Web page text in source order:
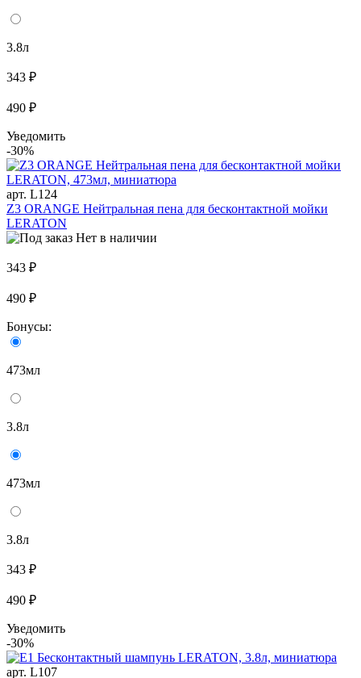
3.8л
343 ₽
490 ₽
Уведомить
-30%
арт. L124
Z3 ORANGE Нейтральная пена для бесконтактной мойки
LERATON
Нет в наличии
343 ₽
490 ₽
Бонусы:
473мл
3.8л
473мл
3.8л
343 ₽
490 ₽
Уведомить
-30%
арт. L107